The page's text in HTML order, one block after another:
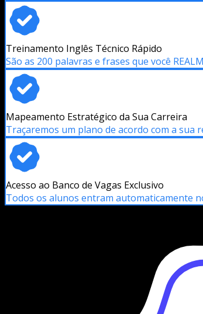
Treinamento Inglês Técnico Rápido
São as 200 palavras e frases que você
Mapeamento Estratégico da Sua Carreira
Traçaremos um plano de acordo com a sua
Acesso ao Banco de Vagas Exclusivo
Todos os alunos entram automaticamente